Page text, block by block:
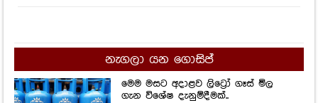
නැගලා යන ගොසිප්
මෙම මසට අදාළව ලිට්‍රෝ ගෑස් මිල
ගැන විශේෂ දැනුම්දීමක්..